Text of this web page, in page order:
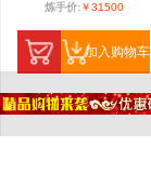
炼手价:￥31500
加入购物车